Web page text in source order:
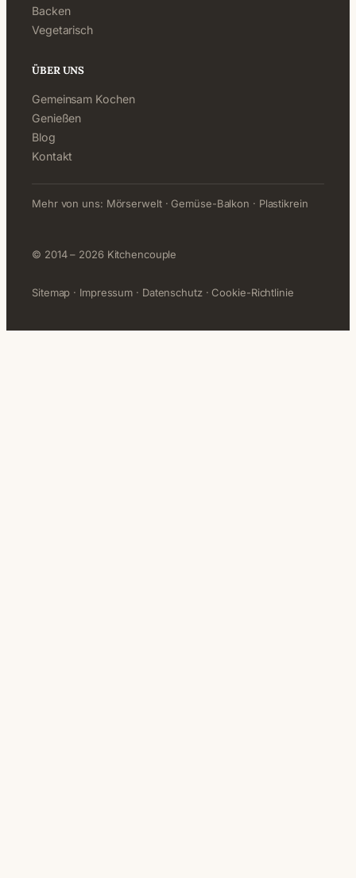
Backen
Vegetarisch
ÜBER UNS
Gemeinsam Kochen
Genießen
Blog
Kontakt
Mehr von uns: Mörserwelt· Gemüse-Balkon · Plastikrein
© 2014 – 2026 Kitchencouple
Sitemap · Impressum · Datenschutz· Cookie-Richtlinie